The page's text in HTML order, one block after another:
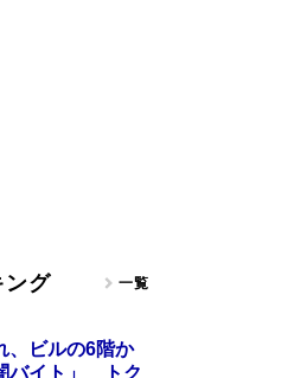
ング 一覧
、ビルの6階か
バイト」 トク